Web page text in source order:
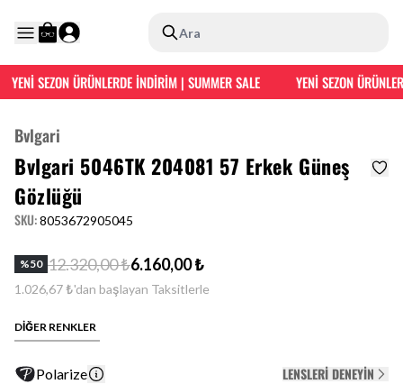
Ara
YENİ SEZON ÜRÜNLERDE İNDİRİM | SUMMER SALE YENİ SEZON
Bvlgari
Bvlgari 5046TK 204081 57 Erkek Güneş
Gözlüğü
SKU:8053672905045
%50 12.320,00 ₺6.160,00 ₺
1.026,67 ₺'dan başlayan Taksitlerle
DİĞER RENKLER
Polarize LENSLERI DENEYIN